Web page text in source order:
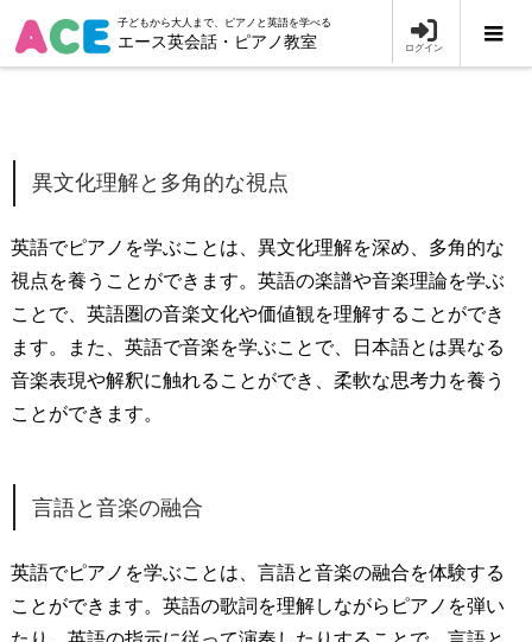
子どもから大人まで、ピアノと英語を学べる
エース英会話・ピアノ教室 ログイン
異文化理解と多角的な視点
英語でピアノを学ぶことは、異文化理解を深め、多角的な
視点を養うことができます。英語の楽譜や音楽理論を学ぶ
ことで、英語圏の音楽文化や価値観を理解することができ
ます。また、英語で音楽を学ぶことで、日本語とは異なる
音楽表現や解釈に触れることができ、柔軟な思考力を養う
ことができます。
言語と音楽の融合
英語でピアノを学ぶことは、言語と音楽の融合を体験する
ことができます。英語の歌詞を理解しながらピアノを弾い